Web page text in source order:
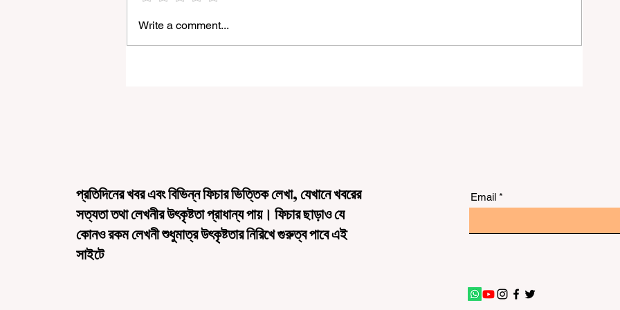
“জেন-জি রা দেশবিরোধী নয়, আমি তাদের সম্পূর্ণ
বিশ্বাস করি", বললেন মোহন ভাগবত
Write a comment...
প্রতিদিনের খবর এবং বিভিন্ন ফিচার ভিত্তিক লেখা, যেখানে খবরের
সত্যতা তথা লেখনীর উৎকৃষ্টতা প্রাধান্য পায়। ফিচার ছাড়াও যে
কোনও রকম লেখনী শুধুমাত্র উৎকৃষ্টতার নিরিখে গুরুত্ব পাবে এই
সাইটে
Email